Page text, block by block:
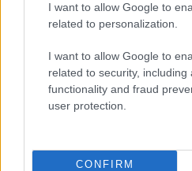
I want to allow Google to
related to personalization.
I want to allow Google to
related to security, including
functionality and fraud
user protection.
CONFIRM
μπορούν να κάνουν
Voucher έως 600 ευρώ
ΑΣΕΠ: Δύο νέοι